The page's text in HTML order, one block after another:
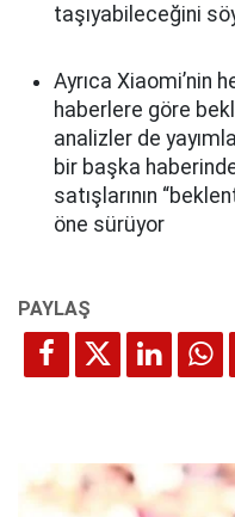
taşıyabileceğini
Ayrıca Xiaomi’nin
haberlere göre
analizler de
bir başka
satışlarının
öne sürüyor